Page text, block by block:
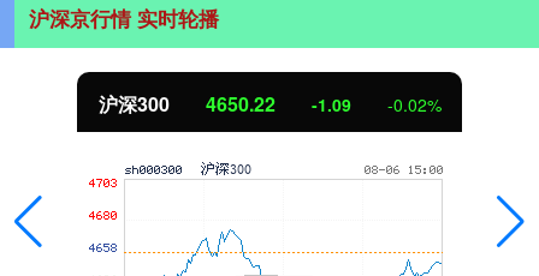
沪深京行情 实时轮播
沪深300 4650.22 -1.09 -0.02%